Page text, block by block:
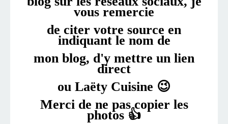
vous remercie
de citer votre source en
indiquant le nom de
mon blog, d'y mettre un lien
direct
ou Laëty Cuisine 😉
Merci de ne pas copier les
photos 👍